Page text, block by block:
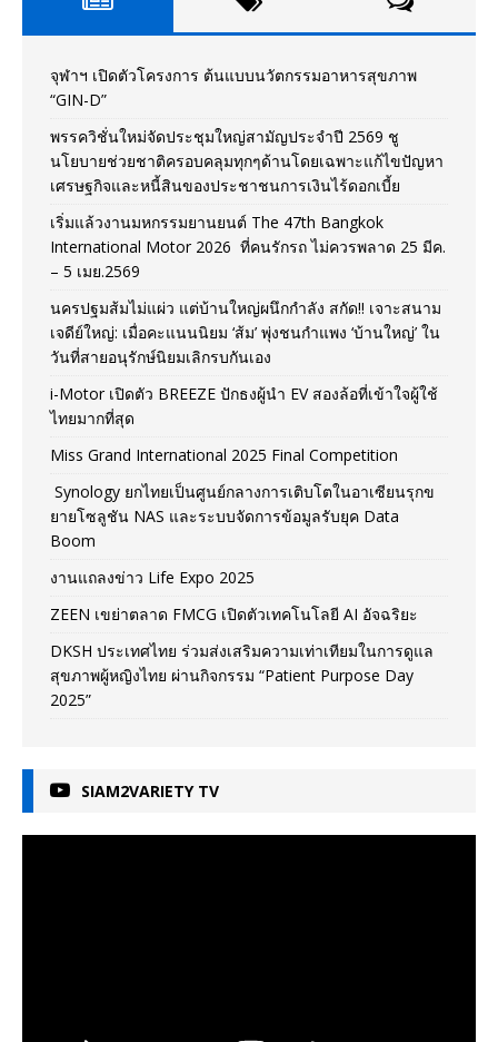
จุฬาฯ เปิดตัวโครงการ ต้นแบบนวัตกรรมอาหารสุขภาพ
“GIN-D”
พรรควิชั่นใหม่จัดประชุมใหญ่สามัญประจำปี 2569 ชู
นโยบายช่วยชาติครอบคลุมทุกๆด้านโดยเฉพาะแก้ไขปัญหา
เศรษฐกิจและหนี้สินของประชาชนการเงินไร้ดอกเบี้ย
เริ่มแล้วงานมหกรรมยานยนต์ The 47th Bangkok
International Motor 2026 ที่คนรักรถ ไม่ควรพลาด 25 มีค.
– 5 เมย.2569
นครปฐมส้มไม่แผ่ว แต่บ้านใหญ่ผนึกกำลัง สกัด!! เจาะสนาม
เจดีย์ใหญ่: เมื่อคะแนนนิยม ‘ส้ม’ พุ่งชนกำแพง ‘บ้านใหญ่’ ใน
วันที่สายอนุรักษ์นิยมเลิกรบกันเอง
i-Motor เปิดตัว BREEZE ปักธงผู้นำ EV สองล้อที่เข้าใจผู้ใช้
ไทยมากที่สุด
Miss Grand International 2025 Final Competition
Synology ยกไทยเป็นศูนย์กลางการเติบโตในอาเซียนรุกข
ยายโซลูชัน NAS และระบบจัดการข้อมูลรับยุค Data
Boom
งานแถลงข่าว Life Expo 2025
ZEEN เขย่าตลาด FMCG เปิดตัวเทคโนโลยี AI อัจฉริยะ
DKSH ประเทศไทย ร่วมส่งเสริมความเท่าเทียมในการดูแล
สุขภาพผู้หญิงไทย ผ่านกิจกรรม “Patient Purpose Day
2025”
SIAM2VARIETY TV